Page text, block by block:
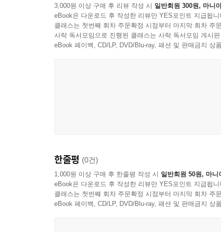
3,000원 이상 구매 후 리뷰 작성 시 일반회원 300원, 마니
eBook은 다운로드 후 작성한 리뷰만 YES포인트 지급됩니
클래스는 첫번째 회차 주문확정 시점부터 마지막 회차 주
사락 독서모임으로 진행된 클래스는 사락 독서모임 게시
eBook 페이백, CD/LP, DVD/Blu-ray, 패션 및 판매금지 상
한줄평 (0건)
1,000원 이상 구매 후 한줄평 작성 시 일반회원 50원, 마니
eBook은 다운로드 후 작성한 리뷰만 YES포인트 지급됩니
클래스는 첫번째 회차 주문확정 시점부터 마지막 회차 주
eBook 페이백, CD/LP, DVD/Blu-ray, 패션 및 판매금지 상